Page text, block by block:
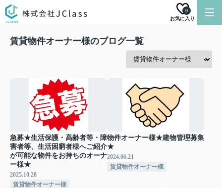
お気に入り
0
賃貸物件オーナー様のブログ一覧
急募★生活保護・高齢者等・障
害者等、生活困窮者様へご紹介
が可能な物件をお持ちのオーナ
ー様★
2025.10.28
賃貸物件オーナー様
物件オーナー様★建物管理募集
★
2024.06.21
賃貸物件オーナー様